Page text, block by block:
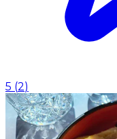
5 (2)